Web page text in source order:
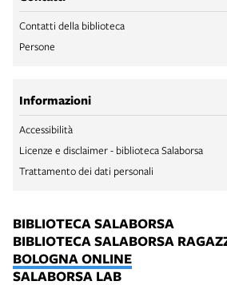
Contatti della biblioteca
Persone
Informazioni
Accessibilità
Licenze e disclaimer - biblioteca Salaborsa
Trattamento dei dati personali
BIBLIOTECA SALABORSA
BIBLIOTECA SALABORSA
BOLOGNA ONLINE
SALABORSA LAB